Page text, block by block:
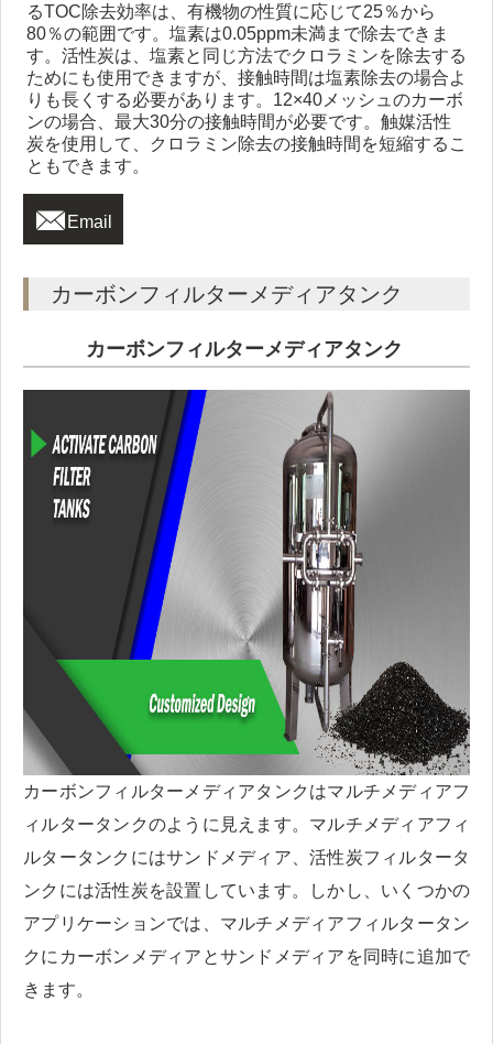
るTOC除去効率は、有機物の性質に応じて25％から
80％の範囲です。塩素は0.05ppm未満まで除去できま
す。活性炭は、塩素と同じ方法でクロラミンを除去する
ためにも使用できますが、接触時間は塩素除去の場合よ
りも長くする必要があります。12×40メッシュのカーボ
ンの場合、最大30分の接触時間が必要です。触媒活性
炭を使用して、クロラミン除去の接触時間を短縮するこ
ともできます。
 Email
カーボンフィルターメディアタンク
カーボンフィルターメディアタンク
カーボンフィルターメディアタンクはマルチメディアフ
ィルタータンクのように見えます。マルチメディアフィ
ルタータンクにはサンドメディア、活性炭フィルタータ
ンクには活性炭を設置しています。しかし、いくつかの
アプリケーションでは、マルチメディアフィルタータン
クにカーボンメディアとサンドメディアを同時に追加で
きます。